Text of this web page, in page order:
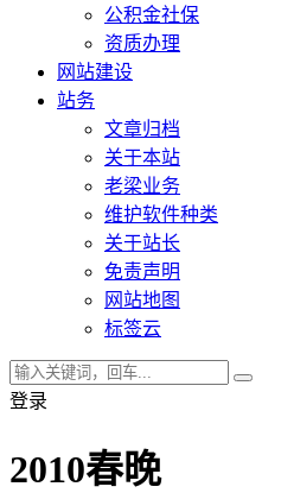
公积金社保
资质办理
网站建设
站务
文章归档
关于本站
老梁业务
维护软件种类
关于站长
免责声明
网站地图
标签云
登录
2010春晚